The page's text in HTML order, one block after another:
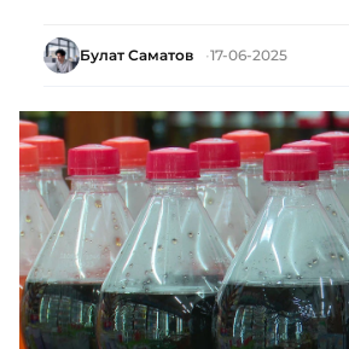
Булат Саматов 17-06-2025